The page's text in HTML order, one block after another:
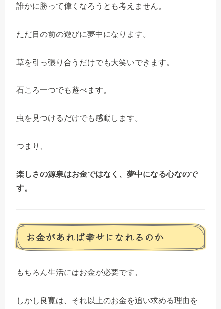
誰かに勝って偉くなろうとも考えません。
ただ目の前の遊びに夢中になります。
草を引っ張り合うだけでも大笑いできます。
石ころ一つでも遊べます。
虫を見つけるだけでも感動します。
つまり、
楽しさの源泉はお金ではなく、夢中になる心なので
す。
お金があれば幸せになれるのか
もちろん生活にはお金が必要です。
しかし良寛は、それ以上のお金を追い求める理由を